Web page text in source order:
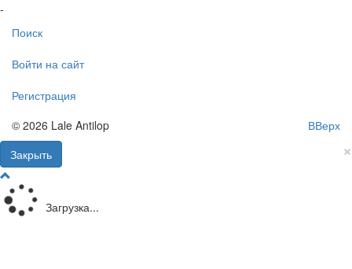
-
Поиск
Войти на сайт
Регистрация
ВВерх
© 2026 Lale Antilop
×
Закрыть
Загрузка...